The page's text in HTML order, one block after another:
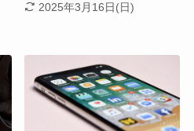
2025年3月16日(日)